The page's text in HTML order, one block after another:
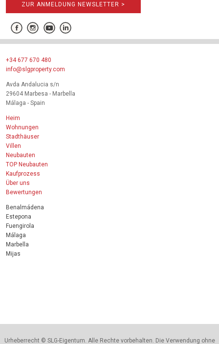
ZUR ANMELDUNG NEWSLETTER >
+34 677 670 480
info@slgproperty.com
Avda Andalucia s/n
29604 Marbesa - Marbella
Málaga - Spain
Heim
Wohnungen
Stadthäuser
Villen
Neubauten
TOP Neubauten
Kaufprozess
Über uns
Bewertungen
Benalmádena
Estepona
Fuengirola
Málaga
Marbella
Mijas
Urheberrecht © SLG-Eigentum. Alle Rechte vorbehalten. Die Verwendung ohne